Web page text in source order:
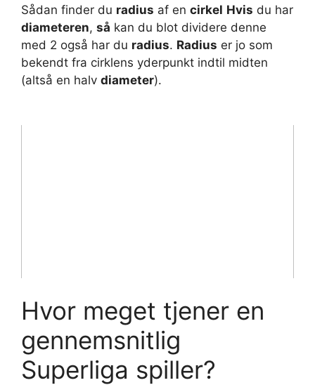
Sådan finder du radius af en cirkel Hvis du har
diameteren, så kan du blot dividere denne
med 2 også har du radius. Radius er jo som
bekendt fra cirklens yderpunkt indtil midten
(altså en halv diameter).
Hvor meget tjener en
gennemsnitlig
Superliga spiller?